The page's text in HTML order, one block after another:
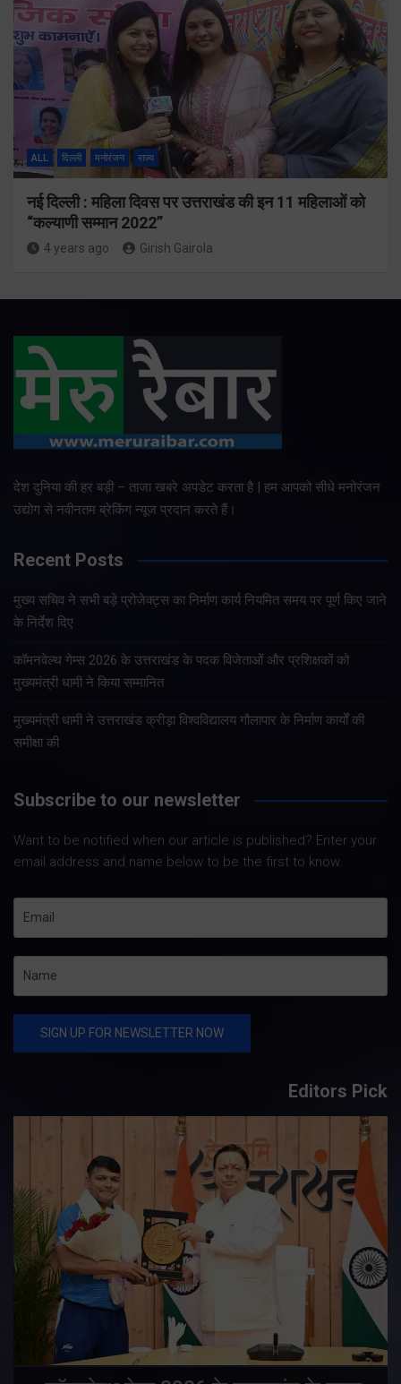
ALL दिल्ली मनोरंजन राज्य
नई दिल्ली : महिला दिवस पर उत्तराखंड की इन 11 महिलाओं को
“कल्याणी सम्मान 2022”
4 years ago Girish Gairola
देश दुनिया की हर बड़ी – ताजा खबरे अपडेट करता है | हम आपको सीधे मनोरंजन
उद्योग से नवीनतम ब्रेकिंग न्यूज प्रदान करते हैं।
Recent Posts
मुख्य सचिव ने सभी बड़े प्रोजेक्ट्स का निर्माण कार्य नियमित समय पर पूर्ण किए जाने
के निर्देश दिए
कॉमनवेल्थ गेम्स 2026 के उत्तराखंड के पदक विजेताओं और प्रशिक्षकों को
मुख्यमंत्री धामी ने किया सम्मानित
मुख्यमंत्री धामी ने उत्तराखंड क्रीड़ा विश्वविद्यालय गौलापार के निर्माण कार्यों की
समीक्षा की
Subscribe to our newsletter
Want to be notified when our article is published? Enter your
email address and name below to be the first to know.
Editors Pick